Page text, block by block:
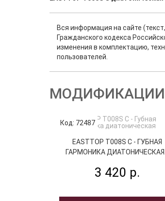
Вся информация на сайте
Гражданского кодекса
изменения в комплектацию,
пользователей.
МОДИФИКАЦИИ
Код: 72487
EASTTOP T008S C - ГУБНАЯ
ГАРМОНИКА ДИАТОНИЧЕСКАЯ...
3 420 р.